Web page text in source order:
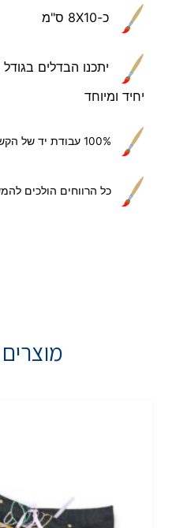
כ-8X10 ס"מ
יתכנו הבדלים
יחיד ומיוחד
כל הרווחים הולכים